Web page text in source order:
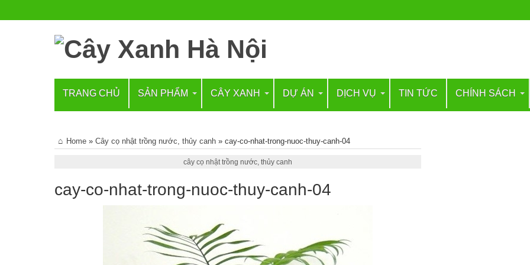
TRANG CHỦ SẢN PHẨM CÂY XANH DỰ ÁN DỊCH VỤ TIN TỨC CHÍNH SÁCH
Home » Cây cọ nhật trồng nước, thủy canh » cay-co-nhat-trong-nuoc-thuy-canh-04
cây cọ nhật trồng nước, thủy canh
cay-co-nhat-trong-nuoc-thuy-canh-04